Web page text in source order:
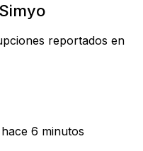
reportados en
hace 6 minutos